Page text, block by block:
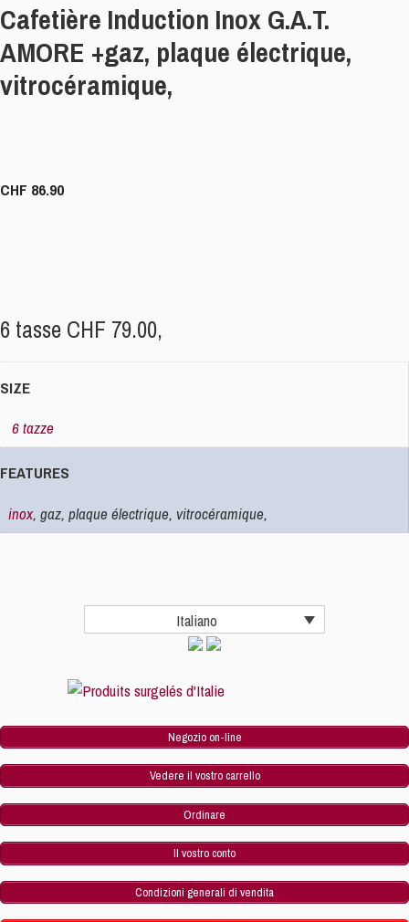
Cafetière Induction Inox G.A.T.
AMORE +gaz, plaque électrique,
vitrocéramique,
CHF 86.90
6 tasse CHF 79.00,
SIZE
6 tazze
FEATURES
inox, gaz, plaque électrique, vitrocéramique,
Italiano
Negozio on-line
Vedere il vostro carrello
Ordinare
Il vostro conto
Condizioni generali di vendita